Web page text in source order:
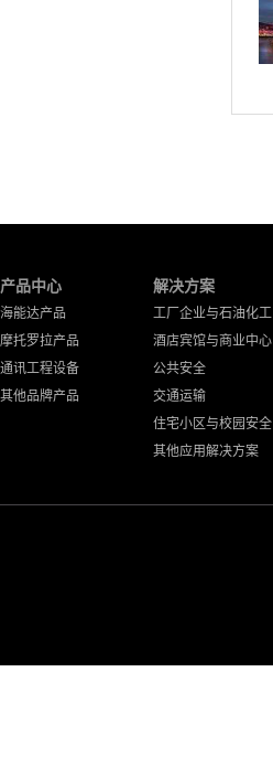
产品中心
海能达产品
摩托罗拉产品
通讯工程设备
其他品牌产品
解决方案
工厂企业与石油化工
酒店宾馆与商业中心
公共安全
交通运输
住宅小区与校园安全
其他应用解决方案